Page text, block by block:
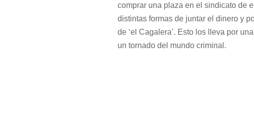
comprar una plaza en el sindicato de
distintas formas de juntar el dinero y
de ‘el Cagalera’. Esto los lleva por
un tornado del mundo criminal.